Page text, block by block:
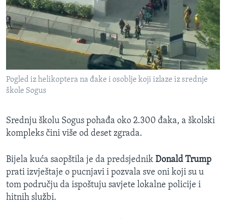
Pogled iz helikoptera na đake i osoblje koji izlaze iz srednje
škole Sogus
Srednju školu Sogus pohađa oko 2.300 đaka, a školski
kompleks čini više od deset zgrada.
Bijela kuća saopštila je da predsjednik Donald Trump
prati izvještaje o pucnjavi i pozvala sve oni koji su u
tom području da ispoštuju savjete lokalne policije i
hitnih službi.